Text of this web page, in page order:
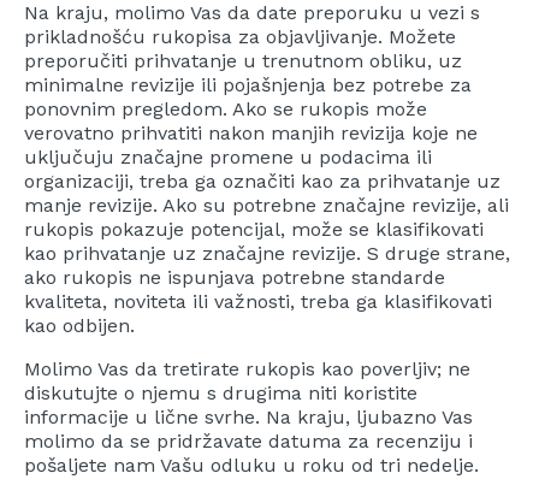
Na kraju, molimo Vas da date preporuku u vezi s
prikladnošću rukopisa za objavljivanje. Možete
preporučiti prihvatanje u trenutnom obliku, uz
minimalne revizije ili pojašnjenja bez potrebe za
ponovnim pregledom. Ako se rukopis može
verovatno prihvatiti nakon manjih revizija koje ne
uključuju značajne promene u podacima ili
organizaciji, treba ga označiti kao za prihvatanje uz
manje revizije. Ako su potrebne značajne revizije, ali
rukopis pokazuje potencijal, može se klasifikovati
kao prihvatanje uz značajne revizije. S druge strane,
ako rukopis ne ispunjava potrebne standarde
kvaliteta, noviteta ili važnosti, treba ga klasifikovati
kao odbijen.
Molimo Vas da tretirate rukopis kao poverljiv; ne
diskutujte o njemu s drugima niti koristite
informacije u lične svrhe. Na kraju, ljubazno Vas
molimo da se pridržavate datuma za recenziju i
pošaljete nam Vašu odluku u roku od tri nedelje.